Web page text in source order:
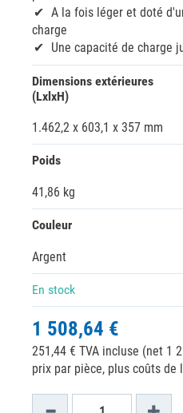
A la fois léger et doté
charge
Une capacité de charge
Dimensions extérieures
(LxlxH)
1.462,2 x 603,1 x 357 mm
Poids
41,86 kg
Couleur
Argent
En stock
1 508,64 €
251,44 € TVA incluse (net 1
prix par pièce, plus coûts de